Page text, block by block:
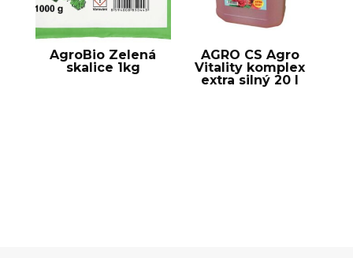
AgroBio Zelená
skalice 1kg
AGRO CS Agro
Vitality komplex
extra silný 20 l